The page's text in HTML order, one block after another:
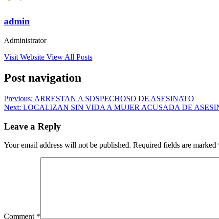
admin
Administrator
Visit Website View All Posts
Post navigation
Previous: ARRESTAN A SOSPECHOSO DE ASESINATO
Next: LOCALIZAN SIN VIDA A MUJER ACUSADA DE
Leave a Reply
Your email address will not be published. Required fields are marked
Comment *